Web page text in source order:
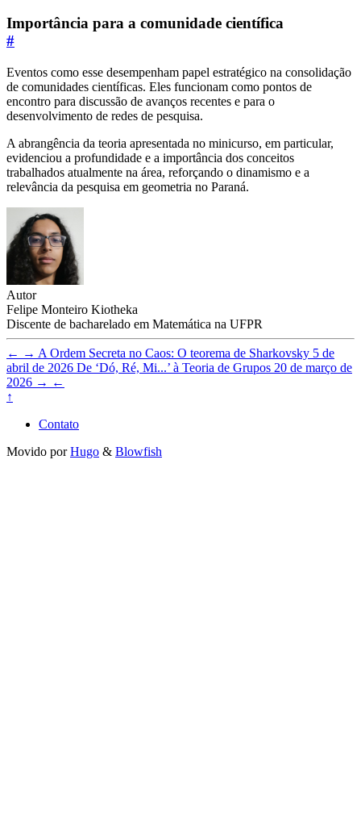
Importância para a comunidade científica
#
Eventos como esse desempenham papel estratégico na consolidação
de comunidades científicas. Eles funcionam como pontos de
encontro para discussão de avanços recentes e para o
desenvolvimento de redes de pesquisa.
A abrangência da teoria apresentada no minicurso, em particular,
evidenciou a profundidade e a importância dos conceitos
trabalhados atualmente na área, reforçando o dinamismo e a
relevância da pesquisa em geometria no Paraná.
Autor
Felipe Monteiro Kiotheka
Discente de bacharelado em Matemática na UFPR
← → A Ordem Secreta no Caos: O teorema de Sharkovsky 5 de
abril de 2026 De ‘Dó, Ré, Mi...’ à Teoria de Grupos 20 de março de
2026 → ←
↑
Contato
Movido porHugo & Blowfish